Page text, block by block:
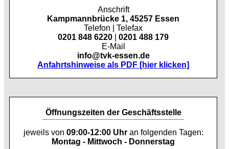
Anschrift
Kampmannbrücke 1, 45257 Essen
Telefon | Telefax
0201 848 6220
0201 488 179
E-Mail
info@tvk-essen.de
Anfahrtshinweise als PDF [hier klicken]
Öffnungszeiten der Geschäftsstelle
jeweils von 09:00-12:00 Uhran folgenden Tagen:
Montag - Mittwoch - Donnerstag